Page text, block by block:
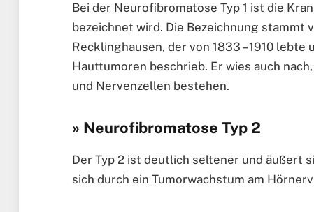
Bei der Neurofibromatose Typ 1 ist die
bezeichnet wird. Die Bezeichnung stammt
Recklinghausen, der von 1833 – 1910
Hauttumoren beschrieb. Er wies auch
und Nervenzellen bestehen.
» Neurofibromatose Typ 2
Der Typ 2 ist deutlich seltener und äußert
sich durch ein Tumorwachstum am